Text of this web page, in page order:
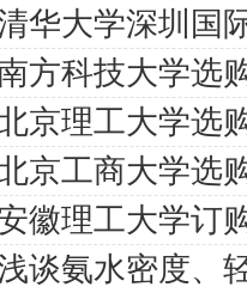
华大学深圳国
方科技大学选
京理工大学选
京工商大学选
徽理工大学订
谈氨水密度、